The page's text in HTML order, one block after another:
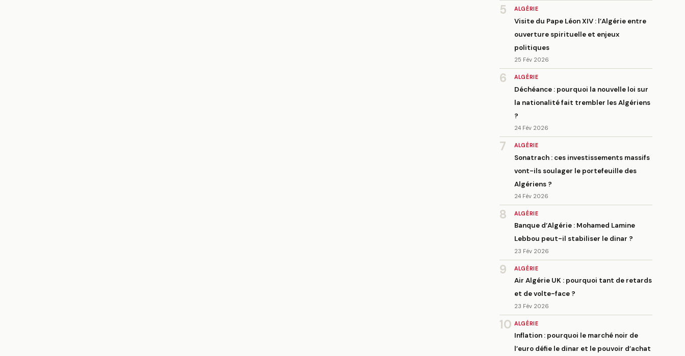
5 ALGÉRIE
Visite du Pape Léon XIV : l’Algérie entre
ouverture spirituelle et enjeux
politiques
25 Fév 2026
6 ALGÉRIE
Déchéance : pourquoi la nouvelle loi sur
la nationalité fait trembler les Algériens
?
24 Fév 2026
7 ALGÉRIE
Sonatrach : ces investissements massifs
vont-ils soulager le portefeuille des
Algériens ?
24 Fév 2026
8 ALGÉRIE
Banque d’Algérie : Mohamed Lamine
Lebbou peut-il stabiliser le dinar ?
23 Fév 2026
9 ALGÉRIE
Air Algérie UK : pourquoi tant de retards
et de volte-face ?
23 Fév 2026
10 ALGÉRIE
Inflation : pourquoi le marché noir de
l’euro défie le dinar et le pouvoir d’achat